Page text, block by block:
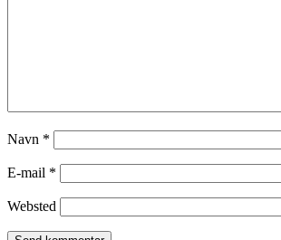
Navn *
E-mail *
Websted